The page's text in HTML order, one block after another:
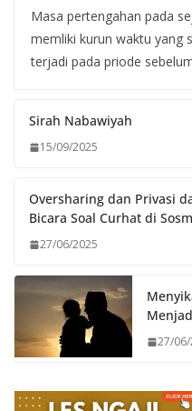
Masa pertengahan pada
memliki kurun waktu yang
terjadi pada priode
Sirah Nabawiyah
15/09/2025
Oversharing dan Privasi
Bicara Soal Curhat di
27/06/2025
27/